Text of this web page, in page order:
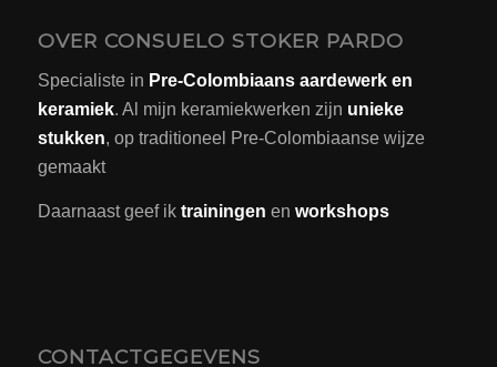
OVER CONSUELO STOKER PARDO
Specialiste in Pre-Colombiaans aardewerk en
keramiek. Al mijn keramiekwerken zijn unieke
stukken, op traditioneel Pre-Colombiaanse wijze
gemaakt
Daarnaast geef ik trainingen en workshops
CONTACTGEGEVENS